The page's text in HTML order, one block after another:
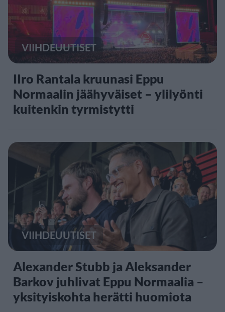
VIIHDEUUTISET
IIro Rantala kruunasi Eppu
Normaalin jäähyväiset – ylilyönti
kuitenkin tyrmistytti
VIIHDEUUTISET
Alexander Stubb ja Aleksander
Barkov juhlivat Eppu Normaalia –
yksityiskohta herätti huomiota